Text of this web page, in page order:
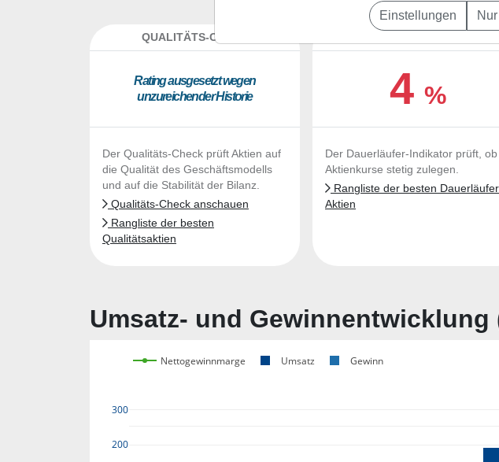
QUALITÄTS-CHECK
Ra­ting aus­ge­setzt we­gen
un­zu­rei­chen­der His­to­rie
Der Qualitäts-Check prüft Aktien auf
die Qualität des Geschäftsmodells
und auf die Stabilität der Bilanz.
Qualitäts-Check anschauen
Rangliste der besten
Qualitätsaktien
4%
Der Dauerläufer-Indikator prüft, ob
Aktienkurse stetig zulegen.
Rangliste der besten
Aktien
Umsatz- und Gewinnentwicklung
200
300
Nettogewinnmarge Umsatz Gewinn
Einstellungen